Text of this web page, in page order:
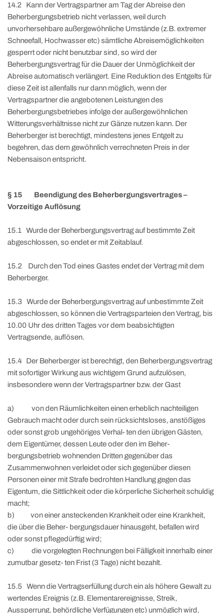
14.2 Kann der Vertragspartner am Tag der Abreise den
Beherbergungsbetrieb nicht verlassen, weil durch
unvorhersehbare außergewöhnliche Umstände (z.B. extremer
Schneefall, Hochwasser etc) sämtliche Abreisemöglichkeiten
gesperrt oder nicht benutzbar sind, so wird der
Beherbergungsvertrag für die Dauer der Unmöglichkeit der
Abreise automatisch verlängert. Eine Reduktion des Entgelts für
diese Zeit ist allenfalls nur dann möglich, wenn der
Vertragspartner die angebotenen Leistungen des
Beherbergungsbetriebes infolge der außergewöhnlichen
Witterungsverhältnisse nicht zur Gänze nutzen kann. Der
Beherberger ist berechtigt, mindestens jenes Entgelt zu
begehren, das dem gewöhnlich verrechneten Preis in der
Nebensaison entspricht.
§ 15 Beendigung des Beherbergungsvertrages –
Vorzeitige Auflösung
15.1 Wurde der Beherbergungsvertrag auf bestimmte Zeit
abgeschlossen, so endet er mit Zeitablauf.
15.2 Durch den Tod eines Gastes endet der Vertrag mit dem
Beherberger.
15.3 Wurde der Beherbergungsvertrag auf unbestimmte Zeit
abgeschlossen, so können die Vertragsparteien den Vertrag, bis
10.00 Uhr des dritten Tages vor dem beabsichtigten
Vertragsende, auflösen.
15.4 Der Beherberger ist berechtigt, den Beherbergungsvertrag
mit sofortiger Wirkung aus wichtigem Grund aufzulösen,
insbesondere wenn der Vertragspartner bzw. der Gast
a) von den Räumlichkeiten einen erheblich nachteiligen
Gebrauch macht oder durch sein rücksichtsloses, anstößiges
oder sonst grob ungehöriges Verhal- ten den übrigen Gästen,
dem Eigentümer, dessen Leute oder den im Beher-
bergungsbetrieb wohnenden Dritten gegenüber das
Zusammenwohnen verleidet oder sich gegenüber diesen
Personen einer mit Strafe bedrohten Handlung gegen das
Eigentum, die Sittlichkeit oder die körperliche Sicherheit schuldig
macht;
b) von einer ansteckenden Krankheit oder eine Krankheit,
die über die Beher- bergungsdauer hinausgeht, befallen wird
oder sonst pflegedürftig wird;
c) die vorgelegten Rechnungen bei Fälligkeit innerhalb einer
zumutbar gesetz- ten Frist (3 Tage) nicht bezahlt.
15.5 Wenn die Vertragserfüllung durch ein als höhere Gewalt zu
wertendes Ereignis (z.B. Elementarereignisse, Streik,
Aussperrung, behördliche Verfügungen etc) unmöglich wird,